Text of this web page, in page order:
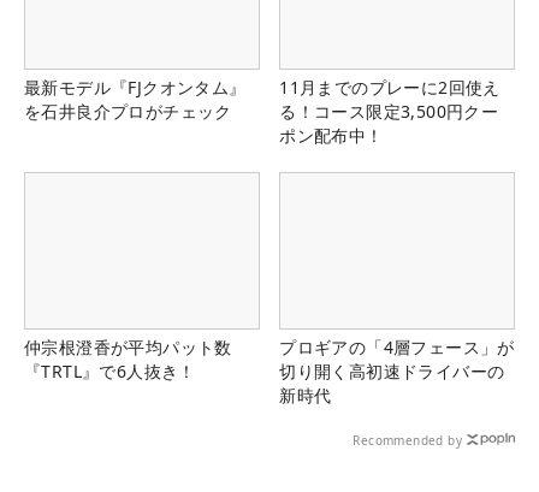
最新モデル『FJクオンタム』
を石井良介プロがチェック
11月までのプレーに2回使え
る！コース限定3,500円クー
ポン配布中！
仲宗根澄香が平均パット数
『TRTL』で6人抜き！
プロギアの「4層フェース」が
切り開く高初速ドライバーの
新時代
Recommended by